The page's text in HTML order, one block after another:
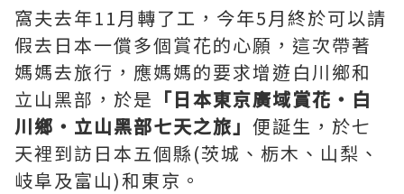
窩夫去年11月轉了工，今年5月終於可以請
假去日本一償多個賞花的心願，這次帶著
媽媽去旅行，應媽媽的要求增遊白川鄉和
立山黑部，於是 「日本東京廣域賞花 ‧ 白
川鄉 ‧ 立山黑部七天之旅」 便誕生，於七
天裡到訪日本五個縣(茨城、栃木、山梨、
岐阜及富山)和東京。